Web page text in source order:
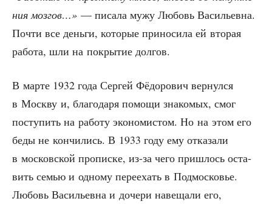
ния моз­гов…» — писа­ла мужу Любовь Васи­льев­на.
Почти все день­ги, кото­рые при­но­си­ла ей вто­рая
рабо­та, шли на покры­тие долгов.
В мар­те 1932 года Сер­гей Фёдо­ро­вич вер­нул­ся
в Моск­ву и, бла­го­да­ря помо­щи зна­ко­мых, смог
посту­пить на рабо­ту эко­но­ми­стом. Но на этом его
беды не кон­чи­лись. В 1933 году ему отка­за­ли
в мос­ков­ской про­пис­ке, из-за чего при­шлось оста­
вить семью и одно­му пере­ехать в Под­мос­ко­вье.
Любовь Васи­льев­на и доче­ри наве­ща­ли его,